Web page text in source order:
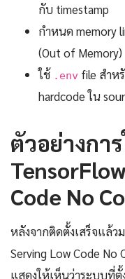
กับ timestamp
กำหนด memory
(Out of Memory)
ใช้ .env file สำห
hardcode ใน
ตัวอย่างกา
Code No
หลังจากติดตั้งเสร็จแล้ว
Serving Low Code No
แสดงให้เห็นว่าระบบที่ตั้